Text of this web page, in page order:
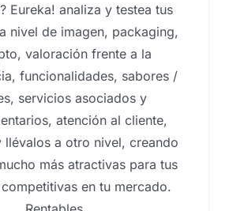
Eureka! analiza y testea tus
nivel de imagen, packaging,
valoración frente a la
funcionalidades, sabores /
servicios asociados y
atención al cliente,
llévalos a otro nivel, creando
más atractivas para tus
en tu mercado.